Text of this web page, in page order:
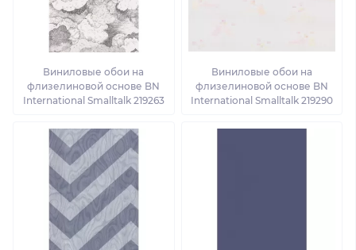
Виниловые обои на
флизелиновой основе BN
International Smalltalk 219263
Виниловые обои на
флизелиновой основе BN
International Smalltalk 219290